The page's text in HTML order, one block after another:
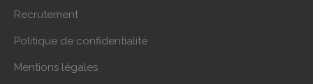
Recrutement
Politique de confidentialité
Mentions légales